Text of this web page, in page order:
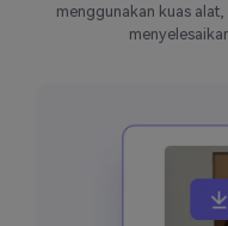
menggunakan kuas